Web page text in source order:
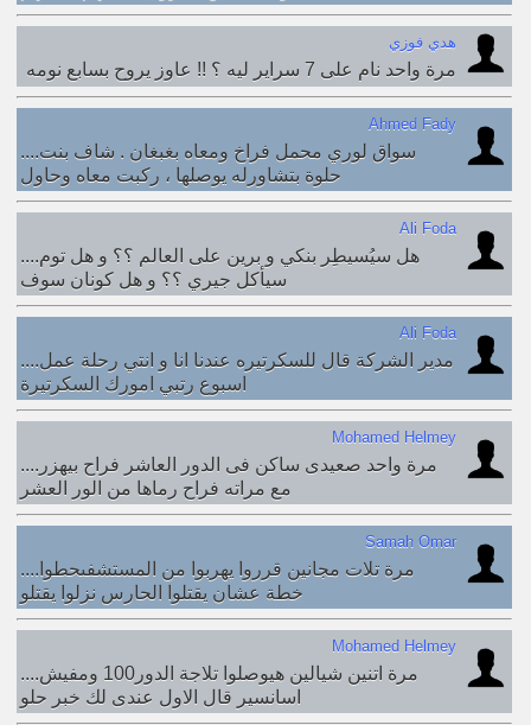
هدي فوزي
مرة واحد نام على 7 سراير ليه ؟ !! عاوز يروح بسابع نومه
Ahmed Fady
....سواق لوري محمل فراخ ومعاه بغبغان . شاف بنت
حلوة بتشاورله يوصلها ، ركبت معاه وحاول
Ali Foda
....ھل سيُسيطِر بنكي و برين على العالم ؟؟ و ھل توم
سيأكل جيري ؟؟ و ھل كونان سوف
Ali Foda
....مدير الشركة قال للسكرتيره عندنا انا و انتي رحلة عمل
اسبوع رتبي امورك السكرتيرة
Mohamed Helmey
....مرة واحد صعيدى ساكن فى الدور العاشر فراح بيهزر
مع مراته فراح رماها من الور العشر
Samah Omar
....مرة تلات مجانين قرروا يهربوا من المستشفىحطوا
خطة عشان يقتلوا الحارس نزلوا يقتلو
Mohamed Helmey
....مرة اتنين شيالين هيوصلوا تلاجة الدور100 ومفيش
اسانسير قال الاول عندى لك خبر حلو